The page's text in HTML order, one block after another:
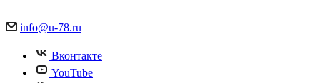
info@u-78.ru
Вконтакте
YouTube